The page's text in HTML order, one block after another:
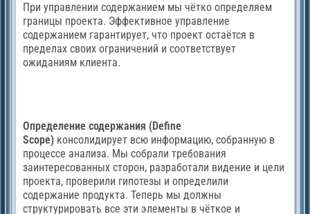
При управлении содержанием мы чётко определяем
границы проекта. Эффективное управление
содержанием гарантирует, что проект остаётся в
пределах своих ограничений и соответствует
ожиданиям клиента.
Определение содержания (Define
Scope) консолидирует всю информацию, собранную в
процессе анализа. Мы собрали требования
заинтересованных сторон, разработали видение и цели
проекта, проверили гипотезы и определили
содержание продукта. Теперь мы должны
структурировать все эти элементы в чёткое и